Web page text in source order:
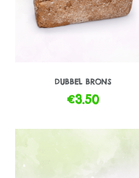
DUBBEL BRONS
€3.50